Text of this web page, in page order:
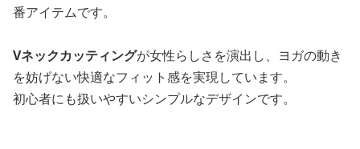
番アイテムです。
Vネックカッティングが女性らしさを演出し、ヨガの動き
を妨げない快適なフィット感を実現しています。
初心者にも扱いやすいシンプルなデザインです。